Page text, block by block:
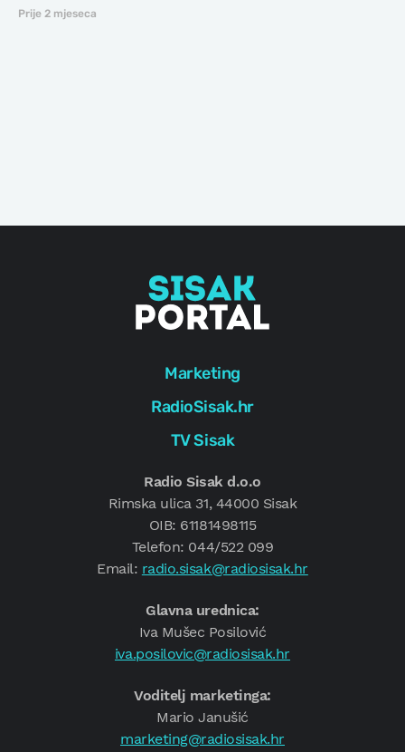
Prije 2 mjeseca
Marketing
RadioSisak.hr
TV Sisak
Radio Sisak d.o.o
Rimska ulica 31, 44000 Sisak
OIB: 61181498115
Telefon: 044/522 099
Email: radio.sisak@radiosisak.hr
Glavna urednica:
Iva Mušec Posilović
iva.posilovic@radiosisak.hr
Voditelj marketinga:
Mario Janušić
marketing@radiosisak.hr